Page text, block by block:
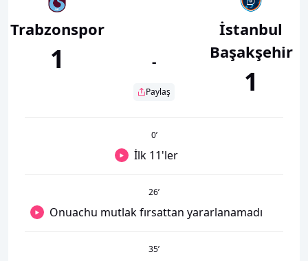
Trabzonspor
1 -
Paylaş
İstanbul
Başakşehir
1
0’
İlk 11'ler
26’
Onuachu mutlak fırsattan yararlanamadı
35’